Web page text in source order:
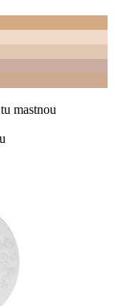
mastnou